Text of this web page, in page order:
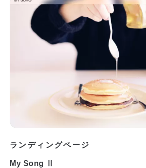
ランディングページ
My Song Ⅱ